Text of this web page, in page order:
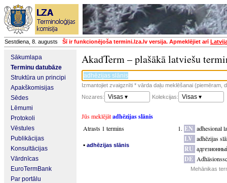
Sestdiena, 8. augusts Šī ir funkcionējoša termini.lza.lv versija. Apmeklējiet arī
Sākumlapa
Terminu datubāze
Struktūra un principi
Apakškomisijas
Sēdes
Lēmumi
Protokoli
Vēstules
Publikācijas
Konsultācijas
Vārdnīcas
EuroTermBank
Par portālu
AkadTerm – plašākā latviešu
Izmantojiet zvaigznīti * vārda daļu meklēšanai (piemēram,
Nozares:
Visas ▾ Kolekcijas: Visas ▾
Jūs meklējātadhēzijas slānis
Atrasts 1 termins
▪ adhēzijas slānis
EN adhesional
LV adhēzijas
RU
DE
Mehānikas